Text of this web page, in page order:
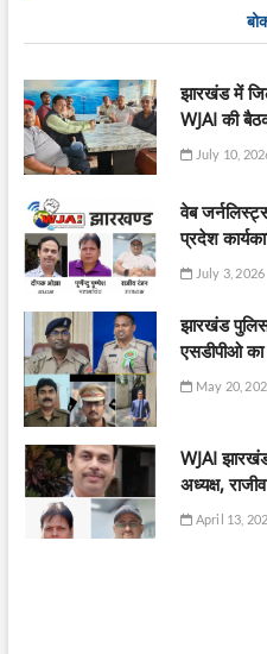
झारखंड में
WJAI की
July 10,
वेब
प्रदेश
July 3, 2026
झारखंड
एसडीपीओ का
May 20,
WJAI
अध्यक्ष,
April 13,